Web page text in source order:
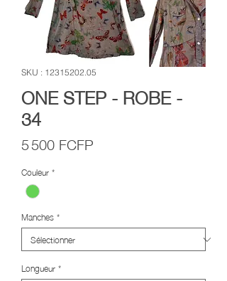
SKU : 12315202.05
ONE STEP - ROBE -
34
5 500 FCFP
Couleur*
Manches*
Longueur*